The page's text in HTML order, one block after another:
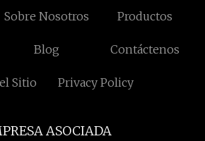
Sobre Nosotros Productos
Blog Contáctenos
Sitio Privacy Policy
ASOCIADA